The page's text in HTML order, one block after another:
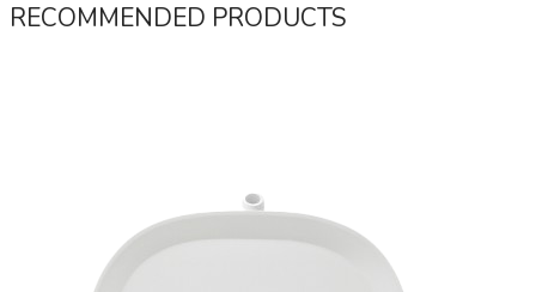
RECOMMENDED PRODUCTS